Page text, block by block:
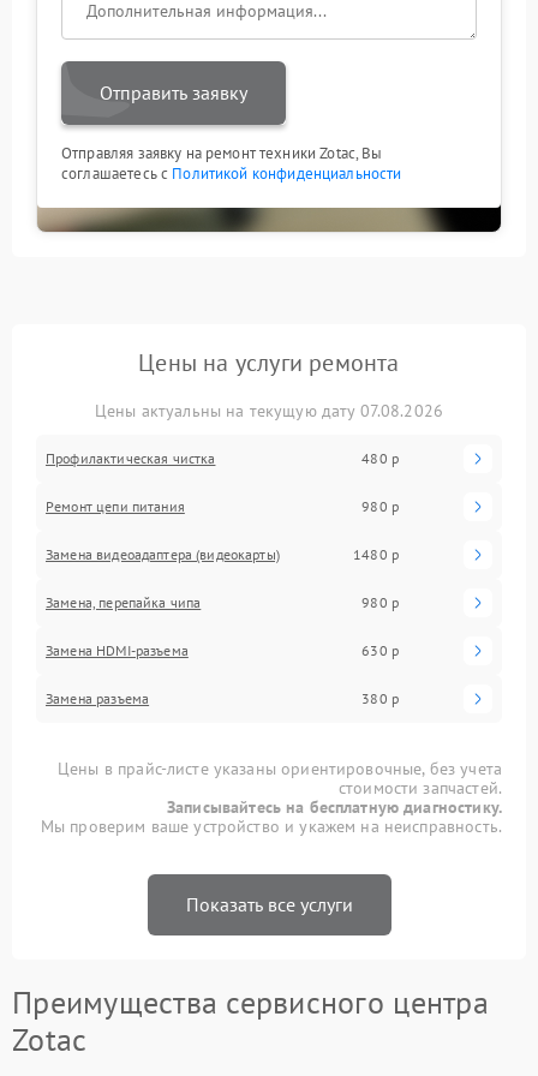
доверять сложные процедуры профессионалам.
Сервисный центр ZOTAC предоставляет
квалифицированную поддержку и консультации,
позволяя сохранить надежность оборудования и
продлить срок его эксплуатации.
Отправить заявку
Отправляя заявку на ремонт техники Zotac, Вы
соглашаетесь с Политикой конфиденциальности
Цены на услуги ремонта
Цены актуальны на текущую дату 07.08.2026
Профилактическая чистка 480 р
Ремонт цепи питания 980 р
Замена видеоадаптера (видеокарты) 1480 р
Замена, перепайка чипа 980 р
Замена HDMI-разъема 630 р
Замена разъема 380 р
Цены в прайс-листе указаны ориентировочные, без учета
стоимости запчастей.
Записывайтесь на бесплатную диагностику.
Мы проверим ваше устройство и укажем на неисправность.
Показать все услуги
Преимущества сервисного центра
Zotac